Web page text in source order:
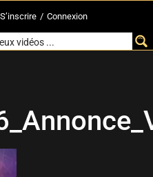
S’inscrire / Connexion